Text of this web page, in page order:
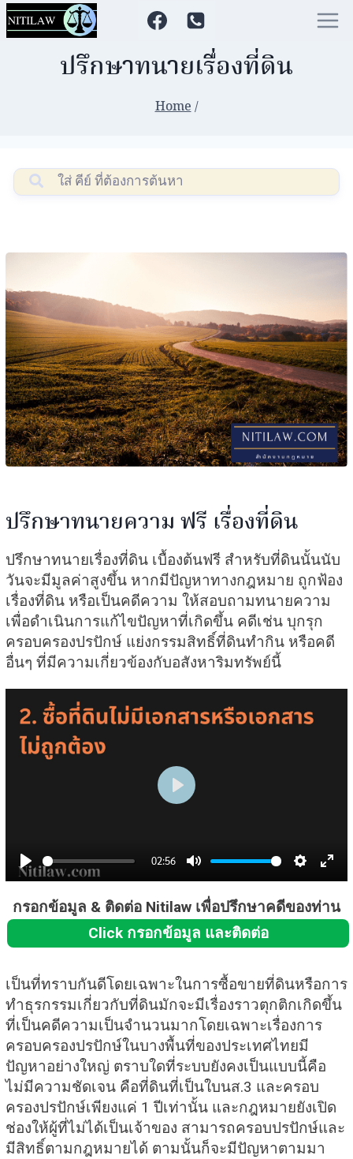
ปรึกษาทนายเรื่องที่ดิน
Home/
ปรึกษาทนายความ ฟรี เรื่องที่ดิน
ปรึกษาทนายเรื่องที่ดิน เบื้องต้นฟรี สำหรับที่ดินนั้นนับ
วันจะมีมูลค่าสูงขึ้น หากมีปัญหาทางกฎหมาย ถูกฟ้อง
เรื่องที่ดิน หรือเป็นคดีความ ให้สอบถามทนายความ
เพื่อดำเนินการแก้ไขปัญหาที่เกิดขึ้น คดีเช่น บุกรุก
ครอบครองปรปักษ์ แย่งกรรมสิทธิ์ที่ดินทำกิน หรือคดี
อื่นๆ ที่มีความเกี่ยวข้องกับอสังหาริมทรัพย์นี้
P
l
02:56
M
u
t
S
e
i
n
g
s
E
n
r
f
s
c
P
y
กรอกข้อมูล & ติดต่อ Nitilaw เพื่อปรึกษาคดีของท่าน
Click กรอกข้อมูล และติดต่อ
เป็นที่ทราบกันดีโดยเฉพาะในการซื้อขายที่ดินหรือการ
ทำธุรกรรมเกี่ยวกับที่ดินมักจะมีเรื่องราวตุกติกเกิดขึ้น
ที่เป็นคดีความเป็นจำนวนมากโดยเฉพาะเรื่องการ
ครอบครองปรปักษ์ในบางพื้นที่ของประเทศไทยมี
ปัญหาอย่างใหญ่ ตราบใดที่ระบบยังคงเป็นแบบนี้คือ
ไม่มีความชัดเจน คือที่ดินที่เป็นใบนส.3 และครอบ
ครองปรปักษ์เพียงแค่ 1 ปีเท่านั้น และกฎหมายยังเปิด
ช่องให้ผู้ที่ไม่ได้เป็นเจ้าของ สามารถครอบปรปักษ์และ
มีสิทธิ์ตามกฎหมายได้ ตามนั้นก็จะมีปัญหาตามมา